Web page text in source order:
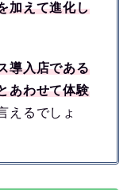
加えて進化し
導入店である
あわせて体験
えるでしょ